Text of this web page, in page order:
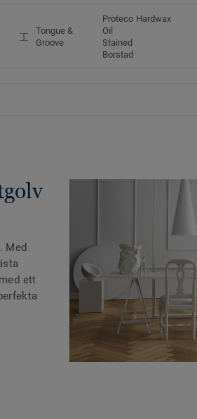
Tongue &
Groove
Proteco Hardwax
Oil
Stained
Borstad
Med
ett